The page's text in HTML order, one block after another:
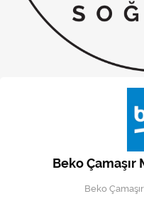
Kombi
Musluk
Beko Çamaşır
Beko